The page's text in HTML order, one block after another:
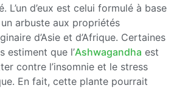
L’un d’eux est celui formulé à base
un arbuste aux propriétés
d’Asie et d’Afrique. Certaines
estiment que l’Ashwagandha est
contre l’insomnie et le stress
En fait, cette plante pourrait